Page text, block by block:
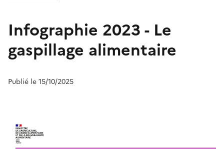
Infographie 2023 - Le
gaspillage alimentaire
Publié le 15/10/2025